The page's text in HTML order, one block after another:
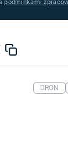
podmínkami
DRON